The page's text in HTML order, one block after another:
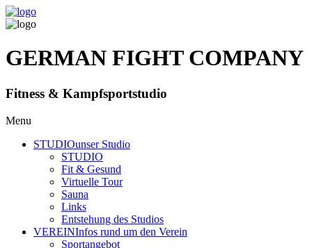
GERMAN FIGHT COMPANY
Fitness & Kampfsportstudio
Menu
STUDIOunser Studio
STUDIO
Fit & Gesund
Virtuelle Tour
Sauna
Links
Entstehung des Studios
VEREINInfos rund um den Verein
Sportangebot